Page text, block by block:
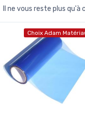
Il ne vous reste plus
Choix Adam